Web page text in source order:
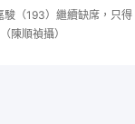
駿（193）繼續缺席，只得
陳順禎攝）